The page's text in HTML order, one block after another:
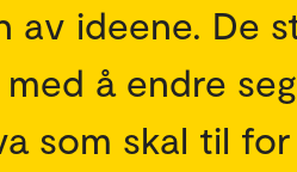
av ideene. De
å endre
som skal til